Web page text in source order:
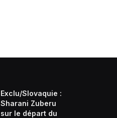
Exclu/Slovaquie :
Sharani Zuberu
sur le départ du